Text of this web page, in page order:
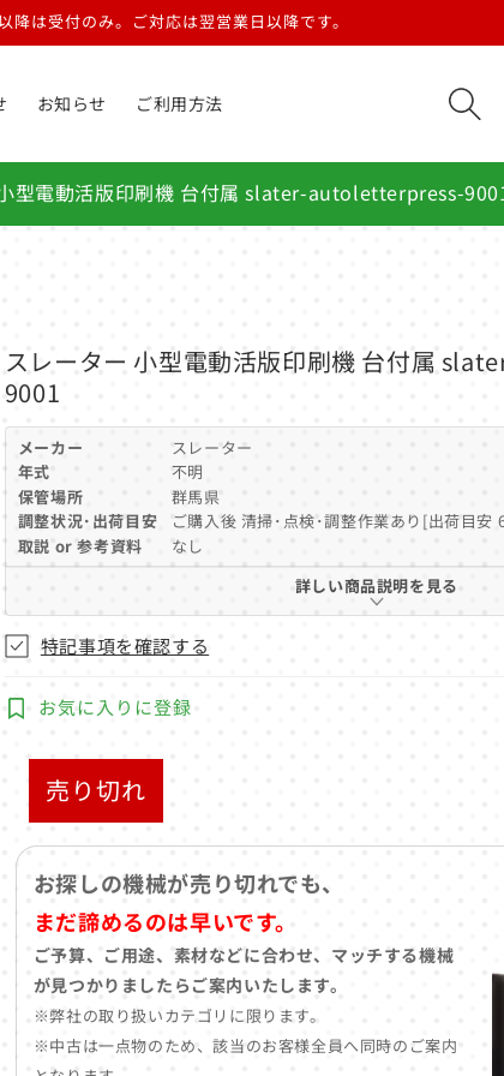
は受付のみ。ご対応は翌営業日以降です。
お知らせ ご利用方法
型電動活版印刷機 台付属 slater-autoletterpress-
スレーター 小型電動活版印刷機 台付属
9001
メーカー
スレーター
年式
不明
保管場所
群馬県
調整状況･出荷目安
ご購入後 清掃･点検･調整作業あり[出荷目安
取説 or 参考資料
なし
詳しい商品説明を見る
特記事項を確認する
お気に入りに登録
売り切れ
お探しの機械が売り切れでも、
まだ諦めるのは早いです。
ご予算、ご用途、素材などに合わせ、マッチする機械
が見つかりましたらご案内いたします。
※弊社の取り扱いカテゴリに限ります。
※中古は一点物のため、該当のお客様全員へ同時のご案内